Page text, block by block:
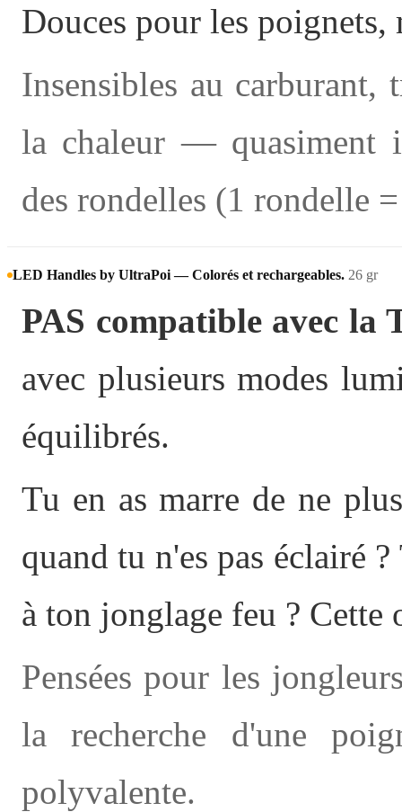
Douces pour les poignets,
Insensibles au carburant,
la chaleur — quasiment
des rondelles (1 rondelle
LED Handles by UltraPoi — Colorés et rechargeables. 26 gr
PAS compatible avec la
avec plusieurs modes
équilibrés.
Tu en as marre de ne
quand tu n'es pas éclairé
à ton jonglage feu ?
Pensées pour les
la recherche d'une
polyvalente.